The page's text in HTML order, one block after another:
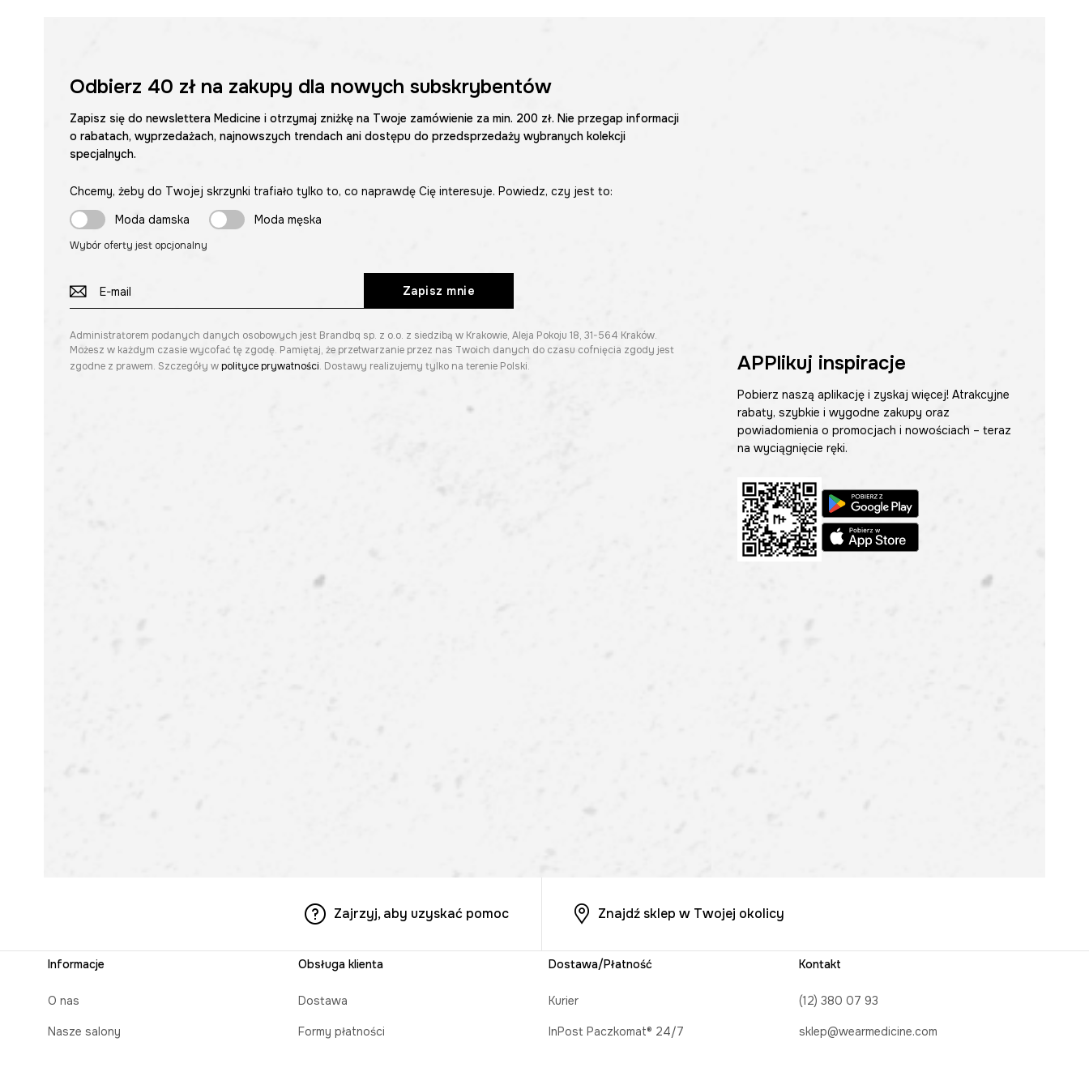
Odbierz 40 złna zakupy dla nowych subskrybentów
Zapisz się do newslettera Medicine i otrzymaj zniżkę na Twoje zamówienie za min. 200 zł. Nie przegap informacji
o rabatach, wyprzedażach, najnowszych trendach ani dostępu do przedsprzedaży wybranych kolekcji
specjalnych.
Chcemy, żeby do Twojej skrzynki trafiało tylko to, co naprawdę Cię interesuje. Powiedz, czy jest to:
Moda damska
Moda męska
Wybór oferty jest opcjonalny
Zapisz mnie
Administratorem podanych danych osobowych jest Brandbq sp. z o.o. z siedzibą w Krakowie, Aleja Pokoju 18, 31-564 Kraków.
Możesz w każdym czasie wycofać tę zgodę. Pamiętaj, że przetwarzanie przez nas Twoich danych do czasu cofnięcia zgody jest
zgodne z prawem. Szczegóły w polityce prywatności. Dostawy realizujemy tylko na terenie Polski. APPlikuj inspiracje
Pobierz naszą aplikację i zyskaj więcej! Atrakcyjne
rabaty, szybkie i wygodne zakupy oraz
powiadomienia o promocjach i nowościach – teraz
na wyciągnięcie ręki.
Zajrzyj, aby uzyskać pomoc Znajdź sklep w Twojej okolicy
Informacje
O nas
Nasze salony
Obsługa klienta
Dostawa
Formy płatności
Dostawa/Płatność
Kurier
InPost Paczkomat® 24/7
Kontakt
(12) 380 07 93
sklep@wearmedicine.com